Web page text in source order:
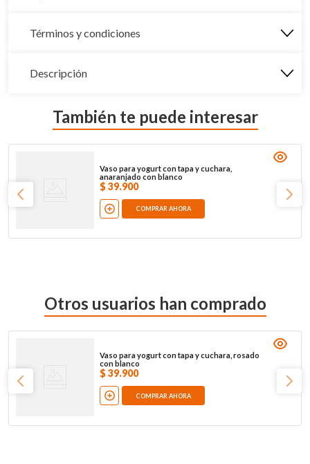
Términos y condiciones
Descripción
También te puede interesar
Vaso para yogurt con tapa y cuchara,
anaranjado con blanco
$ 39.900
COMPRAR AHORA
Otros usuarios han comprado
Vaso para yogurt con tapa y cuchara, rosado
con blanco
$ 39.900
COMPRAR AHORA